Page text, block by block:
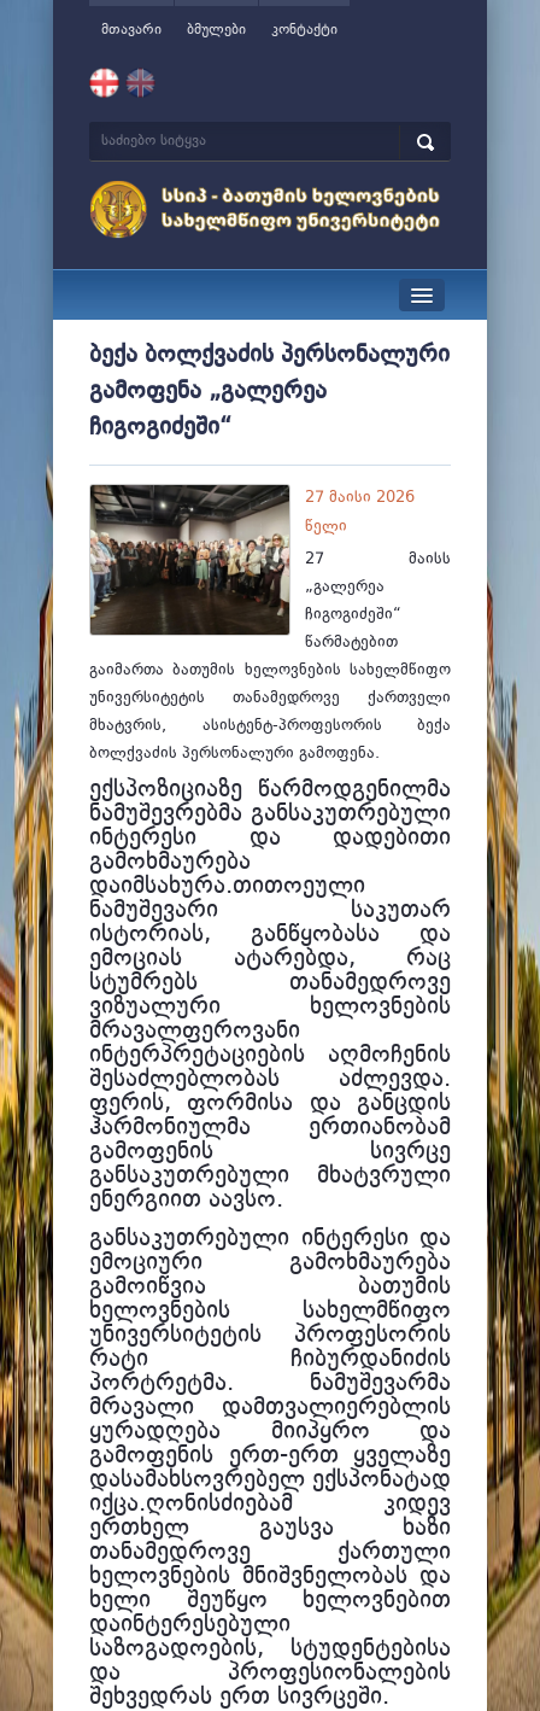
მთავარი ბმულები კონტაქტი
სიახლეები
ჩვენ შესახებ
მართვა
სწავლა
ფაკულტეტები
სტუდენტური ცხოვრება
მიღება 2026
კარიერული მხარდაჭერა
ბექა ბოლქვაძის პერსონალური
გამოფენა „გალერეა
ჩიგოგიძეში“
27 მაისი 2026
წელი
27 მაისს
„გალერეა
ჩიგოგიძეში“
წარმატებით
გაიმართა ბათუმის ხელოვნების სახელმწიფო
უნივერსიტეტის თანამედროვე ქართველი
მხატვრის, ასისტენტ-პროფესორის ბექა
ბოლქვაძის პერსონალური გამოფენა.
ექსპოზიციაზე წარმოდგენილმა
ნამუშევრებმა განსაკუთრებული
ინტერესი და დადებითი
გამოხმაურება
დაიმსახურა.თითოეული
ნამუშევარი საკუთარ
ისტორიას, განწყობასა და
ემოციას ატარებდა, რაც
სტუმრებს თანამედროვე
ვიზუალური ხელოვნების
მრავალფეროვანი
ინტერპრეტაციების აღმოჩენის
შესაძლებლობას აძლევდა.
ფერის, ფორმისა და განცდის
ჰარმონიულმა ერთიანობამ
გამოფენის სივრცე
განსაკუთრებული მხატვრული
ენერგიით აავსო.
განსაკუთრებული ინტერესი და
ემოციური გამოხმაურება
გამოიწვია ბათუმის
ხელოვნების სახელმწიფო
უნივერსიტეტის პროფესორის
რატი ჩიბურდანიძის
პორტრეტმა. ნამუშევარმა
მრავალი დამთვალიერებლის
ყურადღება მიიპყრო და
გამოფენის ერთ-ერთ ყველაზე
დასამახსოვრებელ ექსპონატად
იქცა.ღონისძიებამ კიდევ
ერთხელ გაუსვა ხაზი
თანამედროვე ქართული
ხელოვნების მნიშვნელობას და
ხელი შეუწყო ხელოვნებით
დაინტერესებული
საზოგადოების, სტუდენტებისა
და პროფესიონალების
შეხვედრას ერთ სივრცეში.